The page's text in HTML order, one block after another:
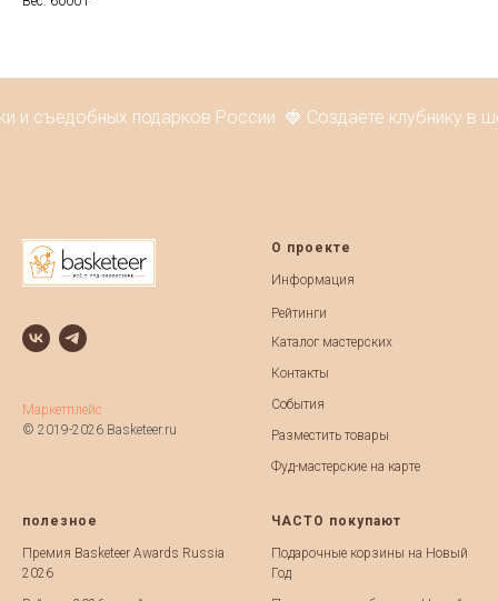
съедобных подарков России. 🍓 Создаёте клубнику
Маркетплейс
© 2019-2026 Basketeer.ru
О проекте
Информация
Рейтинги
Каталог мастерских
Контакты
События
Разместить товары
Фуд-мастерские на карте
полезное
Премия Basketeer Awards Russia
2026
ЧАСТО покупают
Подарочные корзины на Новый
Год